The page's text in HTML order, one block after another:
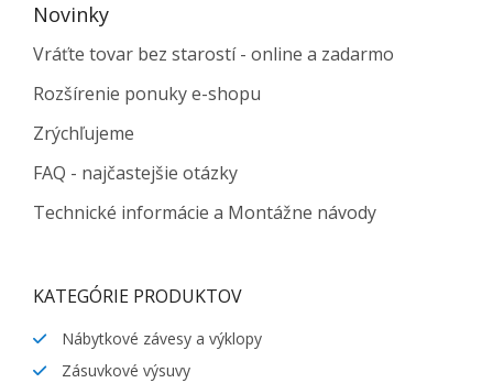
Novinky
Vráťte tovar bez starostí - online a zadarmo
Rozšírenie ponuky e-shopu
Zrýchľujeme
FAQ - najčastejšie otázky
Technické informácie a Montážne návody
KATEGÓRIE PRODUKTOV
Nábytkové závesy a výklopy
Zásuvkové výsuvy